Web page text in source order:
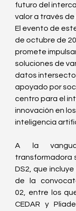
futuro del
valor a través
El evento de
de octubre de
promete
soluciones de
datos
apoyado por
centro para el
innovación en
inteligencia
A la
transformadora
DS2, que
de la
02, entre los
CEDAR y